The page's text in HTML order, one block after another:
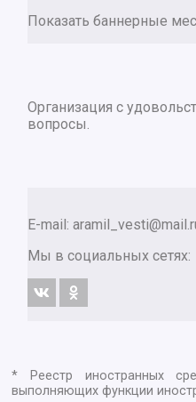
Показать баннерные
Организация с
вопросы.
E-mail:
Мы в социальных сетях:
* Реестр иностранных
выполняющих функции